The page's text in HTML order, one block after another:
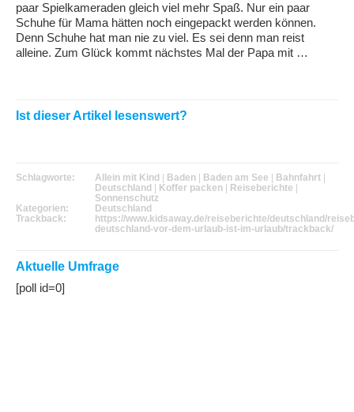
paar Spielkameraden gleich viel mehr Spaß. Nur ein paar
Schuhe für Mama hätten noch eingepackt werden können.
Denn Schuhe hat man nie zu viel. Es sei denn man reist
alleine. Zum Glück kommt nächstes Mal der Papa mit …
Ist dieser Artikel lesenswert?
Schlagworte: Allein mit Kind | Baden | Baden am See | Bahnfahrt |
Deutschland | Koffer packen | Reiseberichte |
Sonnenschutz
Kategorien:
Deutschland
Trackback:
https://www.kidsaway.de/reiseberichte/deutschland/
deutschland-vor-dem-urlaub-ist-im-urlaub/trackback/
Aktuelle Umfrage
[poll id=0]